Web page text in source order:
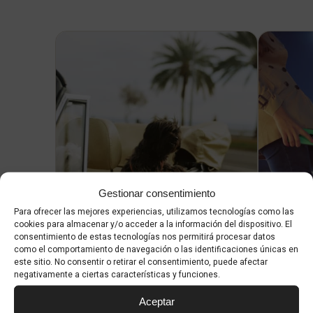
Gestionar consentimiento
Para ofrecer las mejores experiencias, utilizamos tecnologías como las
cookies para almacenar y/o acceder a la información del dispositivo. El
consentimiento de estas tecnologías nos permitirá procesar datos
como el comportamiento de navegación o las identificaciones únicas en
este sitio. No consentir o retirar el consentimiento, puede afectar
negativamente a ciertas características y funciones.
Aceptar
En coche
Si has alquilado un coche o lo
Otra